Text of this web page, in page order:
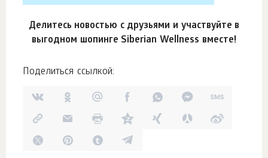
Делитесь новостью с друзьями и участвуйте в
выгодном шопинге Siberian Wellness вместе!
Поделиться ссылкой: